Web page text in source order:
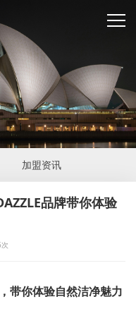
加盟资讯
品牌带你体验
，带你体验自然洁净魅力